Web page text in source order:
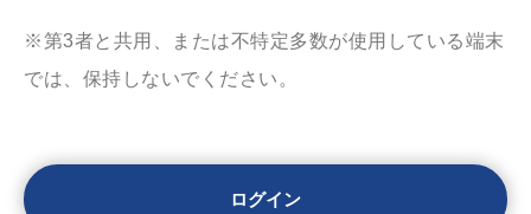
※第3者と共用、または不特定多数が使用している端末
では、保持しないでください。